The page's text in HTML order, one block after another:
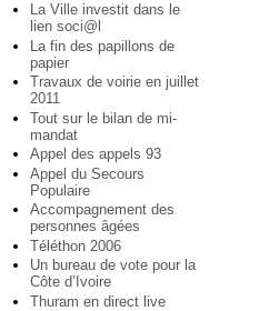
La Ville investit dans le
lien soci@l
La fin des papillons de
papier
Travaux de voirie en juillet
2011
Tout sur le bilan de mi-
mandat
Appel des appels 93
Appel du Secours
Populaire
Accompagnement des
personnes âgées
Téléthon 2006
Un bureau de vote pour la
Côte d’Ivoire
Thuram en direct live